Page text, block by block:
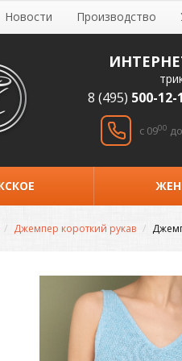
Новости Производство
8 (495) 500-12-
c 0900
Джемпер короткий рукав